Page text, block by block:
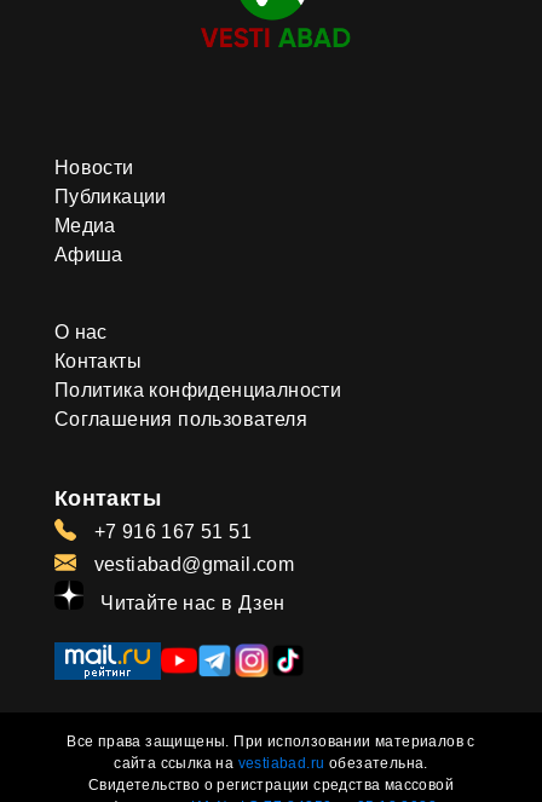
Новости
Публикации
Медиа
Афиша
О нас
Контакты
Политика конфиденциалности
Соглашения пользователя
Контакты
+7 916 167 51 51
vestiabad@gmail.com
Читайте нас в Дзен
Все права защищены. При исползовании материалов с
сайта ссылка на vestiabad.ru обезательна.
Свидетельство о регистрации средства массовой